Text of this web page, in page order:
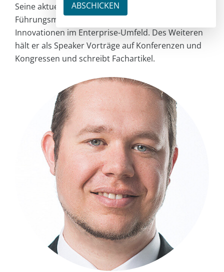
Seine aktuellen Arbeitsgebiete sind optimale
Führungsmodelle und Mitarbeitermotivation sowie
Innovationen im Enterprise-Umfeld. Des Weiteren
hält er als Speaker Vorträge auf Konferenzen und
Kongressen und schreibt Fachartikel.